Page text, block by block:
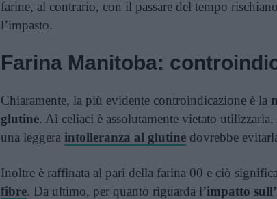
farine, al contrario, con il passare del tempo
l’impasto.
Farina Manitoba:
Chiaramente, la più evidente controindicazione è la
glutine. Ai celiaci è assolutamente vietato
una leggera intolleranza al glutine dovrebbe
Inoltre è raffinata al pari della farina 00 e ciò
fibre. Da ultimo, per quanto riguarda l’impatto